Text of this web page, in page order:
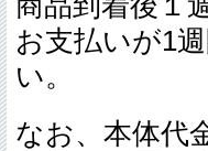
お支払いが1
い。
なお、本体代